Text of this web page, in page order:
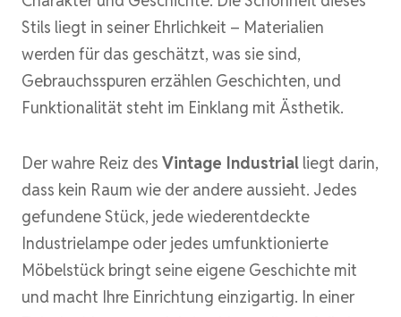
Stils liegt in seiner Ehrlichkeit – Materialien
werden für das geschätzt, was sie sind,
Gebrauchsspuren erzählen Geschichten, und
Funktionalität steht im Einklang mit Ästhetik.
Der wahre Reiz des Vintage Industrial liegt darin,
dass kein Raum wie der andere aussieht. Jedes
gefundene Stück, jede wiederentdeckte
Industrielampe oder jedes umfunktionierte
Möbelstück bringt seine eigene Geschichte mit
und macht Ihre Einrichtung einzigartig. In einer